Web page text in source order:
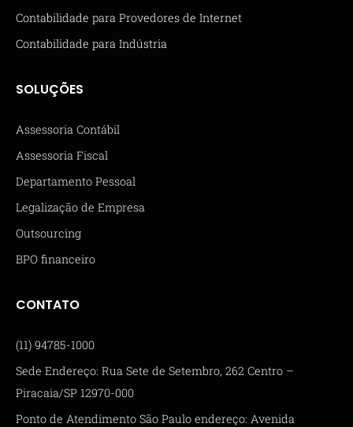
Contabilidade para Provedores de Internet
Contabilidade para Indústria
SOLUÇÕES
Assessoria Contábil
Assessoria Fiscal
Departamento Pessoal
Legalização de Empresa
Outsourcing
BPO financeiro
CONTATO
(11) 94785-1000
Sede Endereço: Rua Sete de Setembro, 262 Centro –
Piracaia/SP 12970-000
Ponto de Atendimento São Paulo endereço: Avenida